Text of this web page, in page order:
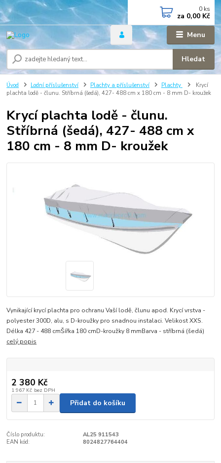
Menu
Hledat
0 ks
za 0,00 Kč
Úvod Lodní příslušenství Plachty a příslušenství Plachty
Krycí
plachta lodě - člunu. Stříbrná (šedá), 427- 488 cm x 180 cm - 8 mm D- kroužek
Krycí plachta lodě - člunu.
Stříbrná (šedá), 427- 488 cm x
180 cm - 8 mm D- kroužek
Vynikající krycí plachta pro ochranu Vaší lodě, člunu apod. Krycí vrstva -
polyester 300D, alu, s D-kroužky pro snadnou instalaci. Velikost XXS.
Délka 427 - 488 cmŠířka 180 cmD-kroužky 8 mmBarva - stříbrná (šedá)
celý popis
2 380 Kč
1 967 Kč bez DPH
Přidat do košíku
Číslo produktu:
AL25 911543
EAN kód:
8024827764404